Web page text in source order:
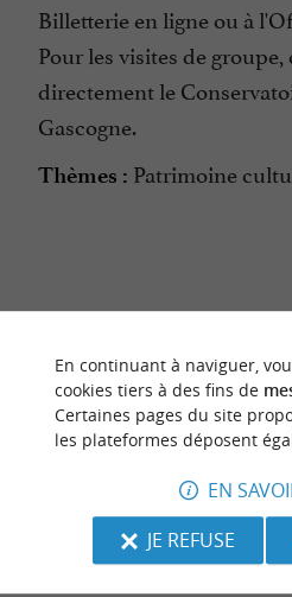
Billetterie en ligne ou à
Pour les visites de
directement le
Gascogne.
Thèmes : Patrimoine
Source :Sirtaqui -Crédit
NOUS AVONS
En continuant à naviguer,
cookies tiers à des fins de
Certaines pages du site
les plateformes déposent
EN
JE REFUSE